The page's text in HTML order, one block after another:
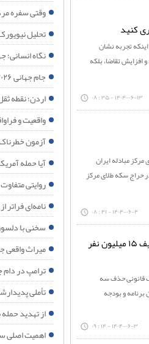
کنید
تجربه نشان
تقاضا، بلکه
۱۴۰۴-۰۶-۱۳ - ۳۵ : ۰۸
مبادله ایران
شمسی می‌توانند در حراج سکه طلای مرکز
۱۴۰۴-۰۶-۴ - ۴۱ : ۰۸
حذف یارانه ۱۵ درصد افراد مشمول حذف در مرداد/ تعیین تکلیف ۱۵ میلیون نفر
قانونی حذف سه
وزارت رفاه و سازمان برنامه و بودجه
۱۴۰۴-۰۶-۳ - ۱۴ : ۰۹
وقتی سفره
تحلیل
نگاه انسانی؛
جام جهانی ۲۰۲۶؛ آینه افول نظم آمریکایی
اردن؛ نقطه
واقعیت و
آزمون
آیا حمله
روایتی متفاوت از ۱۵۰ شبانه روز ایستادگی مردم
نامه‌ای فراتر
سخنی با
میراث واقعی جنگ ۴۰ روزه برای
ترامپ در دام
تأملی
از تهدید
اهمیت اصلی